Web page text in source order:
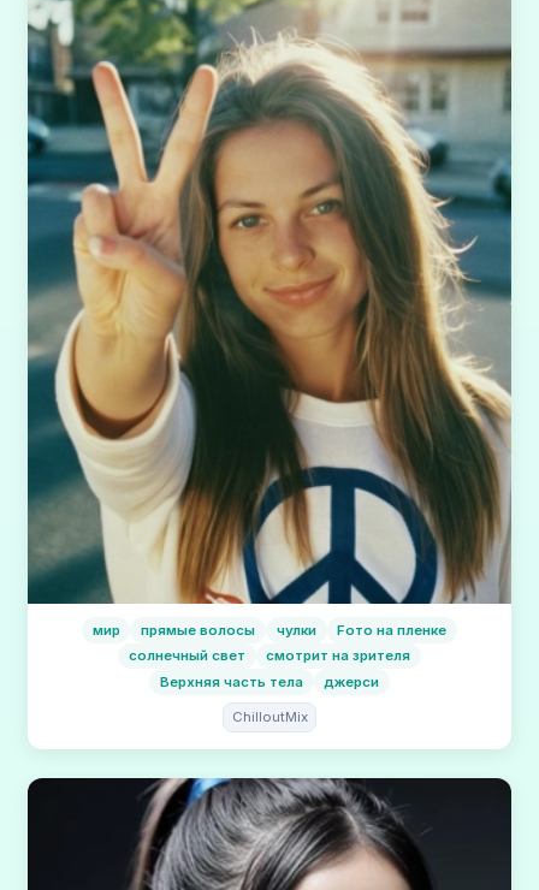
мир прямые волосы чулки
Fото на пленке
солнечный свет
смотрит на зрителя
Верхняя часть тела
джерси
ChilloutMix